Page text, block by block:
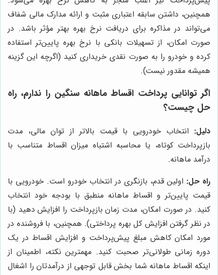
همچنین، داشتن سابقه اعتباری مثبت و ارائه مدارک مالی شفاف
می‌تواند در مذاکره برای دریافت نرخ بهره بهتر مؤثر باشد. در
صورت امکان، از تسهیلات بانکی با نرخ بهره پایین‌تر استفاده
کرده و خودرو را به صورت نقدی خریداری کنید (اگرچه این گزینه
همیشه مقدور نیست).
اگر توانایی پرداخت اقساط ماهانه سنگین را ندارم، راه
حل چیست؟
دلیل: انتخاب خودرویی با قیمت بالاتر از توان مالی، مدت
بازپرداخت کوتاه، یا محاسبه اشتباه میزان اقساط متناسب با
درآمد ماهانه.
راه حل: اولین قدم، بازنگری در انتخاب خودرو است. خودرویی با
قیمت پایین‌تر و اقساط ماهانه منطبق با بودجه خود انتخاب
کنید. در صورت امکان، مدت زمان بازپرداخت را افزایش دهید (با
در نظر گرفتن افزایش کل بهره پرداختی). همچنین، با فروشنده در
مورد امکان کاهش مبلغ پیش‌پرداخت و افزایش اقساط در یک
دوره زمانی طولانی‌تر صحبت کنید. مهمترین نکته، اطمینان از
اینکه اقساط ماهانه شما بخش قابل توجهی از درآمدتان را اشغال